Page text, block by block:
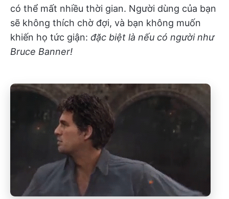
có thể mất nhiều thời gian. Người dùng của bạn
sẽ không thích chờ đợi, và bạn không muốn
khiến họ tức giận: đặc biệt là nếu có người như
Bruce Banner!